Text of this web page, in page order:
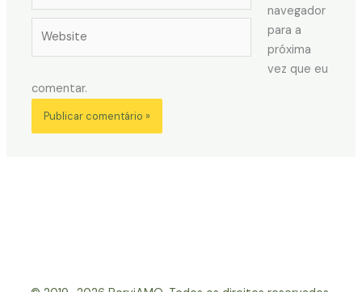
navegador
para a
próxima
vez que eu
comentar.